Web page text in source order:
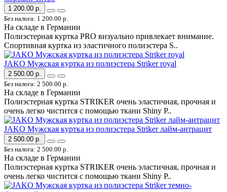
1 200.00 р.
Без налога: 1 200.00 р.
На складе в Германии
Полиэстерная куртка PRO визуально привлекает внимание.
Спортивная куртка из эластичного полиэстера S..
JAKO Мужская куртка из полиэстера Striker royal
2 500.00 р.
Без налога: 2 500.00 р.
На складе в Германии
Полиэстерная куртка STRIKER очень эластичная, прочная и
очень легко чистится с помощью ткани Shiny P..
JAKO Мужская куртка из полиэстера Striker лайм-антрацит
2 500.00 р.
Без налога: 2 500.00 р.
На складе в Германии
Полиэстерная куртка STRIKER очень эластичная, прочная и
очень легко чистится с помощью ткани Shiny P..